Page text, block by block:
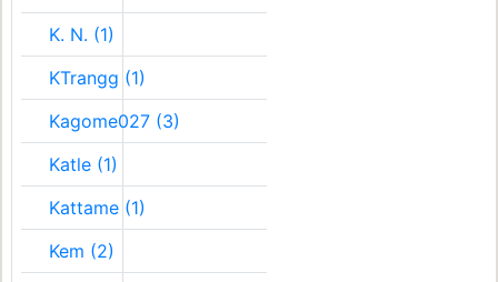
K. N. (1)
KTrangg (1)
Kagome027 (3)
Katle (1)
Kattame (1)
Kem (2)